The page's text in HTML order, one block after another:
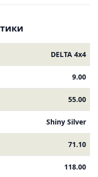
DELTA 4x4
9.00
55.00
Shiny Silver
71.10
118.00